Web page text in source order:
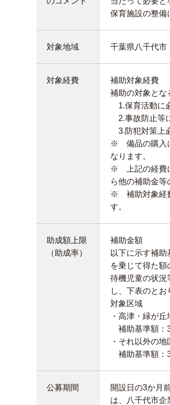
保育施設の整備
対象地域 千葉県八千代市
対象経費
補助対象経費
補助の対象とな
1.保育活動に
2.事故防止等
3.防犯対策上
※ 備品の購入
なります。
※ 上記の経費
ら他の補助金等
※ 補助対象経
す。
助成額上限
（助成率）
補助金額
以下に示す補
を乗じて得た額
待機児童の状況
し、下表のとお
対象区域
・高津・緑が
補助基準額：
・それ以外の地
補助基準額：
公募期間
開設日の3か月
は、八千代市